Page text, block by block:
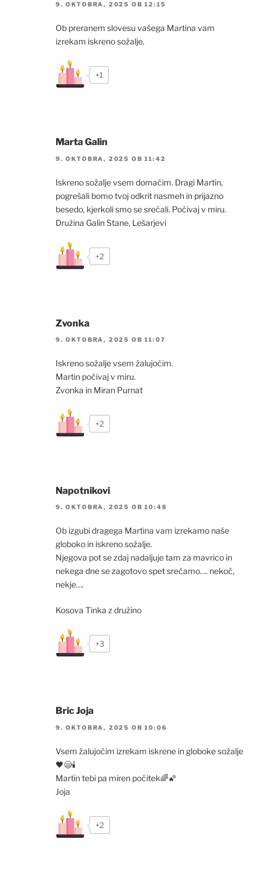
9. OKTOBRA, 2025 OB 12:15
Ob preranem slovesu vašega Martina vam
izrekam iskreno sožalje.
+1
Marta Galin
9. OKTOBRA, 2025 OB 11:42
Iskreno sožalje vsem domačim. Dragi Martin,
pogrešali bomo tvoj odkrit nasmeh in prijazno
besedo, kjerkoli smo se srečali. Počivaj v miru.
Družina Galin Stane, Lešarjevi
+2
Zvonka
9. OKTOBRA, 2025 OB 11:07
Iskreno sožalje vsem žalujočim.
Martin počivaj v miru.
Zvonka in Miran Purnat
+2
Napotnikovi
9. OKTOBRA, 2025 OB 10:48
Ob izgubi dragega Martina vam izrekamo naše
globoko in iskreno sožalje.
Njegova pot se zdaj nadaljuje tam za mavrico in
nekega dne se zagotovo spet srečamo…. nekoč,
nekje….
Kosova Tinka z družino
+3
Bric Joja
9. OKTOBRA, 2025 OB 10:06
Vsem žalujočim izrekam iskrene in globoke sožalje
🖤😪🕯
Martin tebi pa miren počitek🌈🌠
Joja
+2